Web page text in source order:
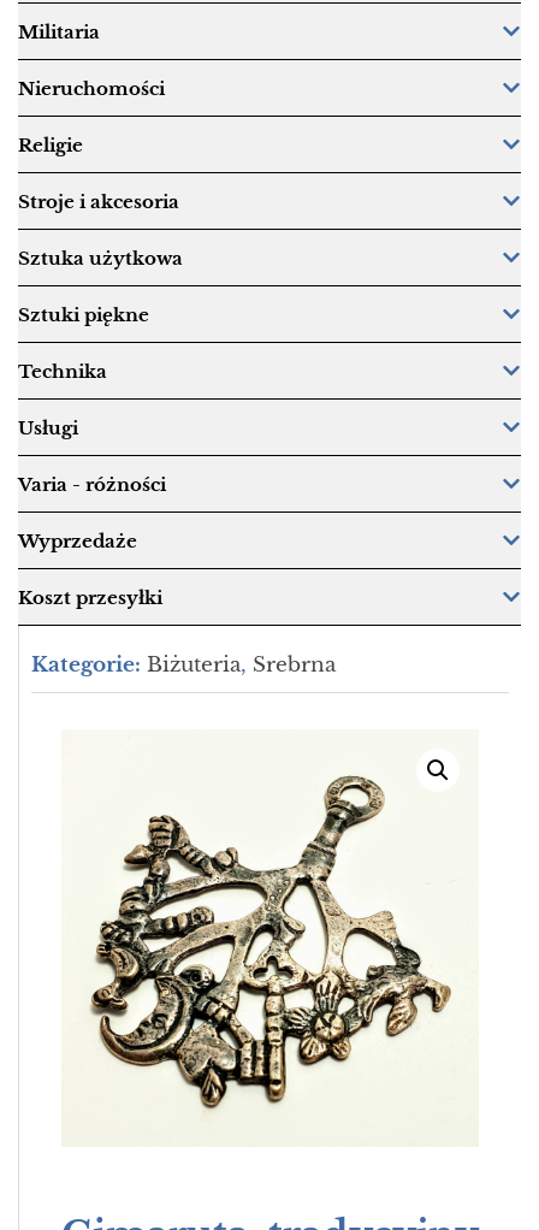
Militaria
Nieruchomości
Religie
Stroje i akcesoria
Sztuka użytkowa
Sztuki piękne
Technika
Usługi
Varia - różności
Wyprzedaże
Koszt przesyłki
Kategorie: Biżuteria, Srebrna